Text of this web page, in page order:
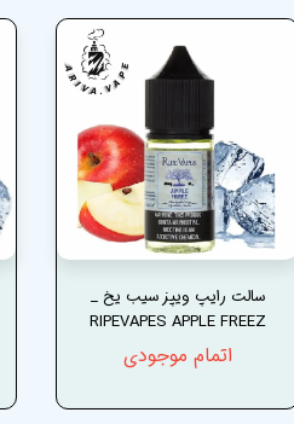
سالت رایپ ویپز سیب یخ _
RIPEVAPES APPLE FREEZ
اتمام موجودی